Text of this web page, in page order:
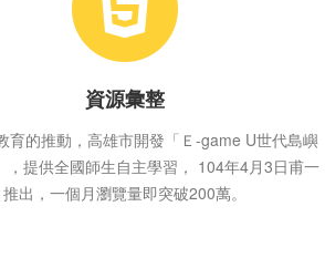
資源彙整
育的推動，高雄市開發「Ｅ-game U世代島嶼
，提供全國師生自主學習， 104年4月3日甫一
推出，一個月瀏覽量即突破200萬。